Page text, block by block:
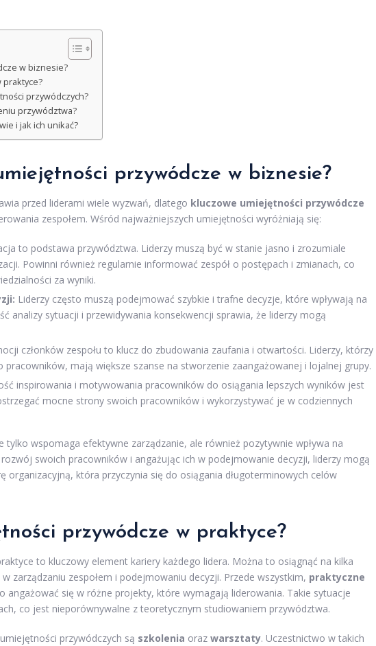
w biznesie?
praktyce?
przywódczych?
przywództwa?
i jak ich unikać?
przywódcze w biznesie?
przed liderami wiele wyzwań, dlatego kluczowe umiejętności przywódcze
zespołem. Wśród najważniejszych umiejętności wyróżniają się:
to podstawa przywództwa. Liderzy muszą być w stanie jasno i zrozumiale
Powinni również regularnie informować zespół o postępach i zmianach, co
za wyniki.
Liderzy często muszą podejmować szybkie i trafne decyzje, które wpływają na
analizy sytuacji i przewidywania konsekwencji sprawia, że liderzy mogą
członków zespołu to klucz do zbudowania zaufania i otwartości. Liderzy, którzy
mają większe szanse na stworzenie zaangażowanej i lojalnej grupy.
inspirowania i motywowania pracowników do osiągania lepszych wyników jest
mocne strony swoich pracowników i wykorzystywać je w codziennych
tylko wspomaga efektywne zarządzanie, ale również pozytywnie wpływa na
swoich pracowników i angażując ich w podejmowanie decyzji, liderzy mogą
organizacyjną, która przyczynia się do osiągania długoterminowych celów
przywódcze w praktyce?
to kluczowy element kariery każdego lidera. Można to osiągnąć na kilka
zarządzaniu zespołem i podejmowaniu decyzji. Przede wszystkim, praktyczne
angażować się w różne projekty, które wymagają liderowania. Takie sytuacje
co jest nieporównywalne z teoretycznym studiowaniem przywództwa.
przywódczych są szkolenia oraz warsztaty. Uczestnictwo w takich